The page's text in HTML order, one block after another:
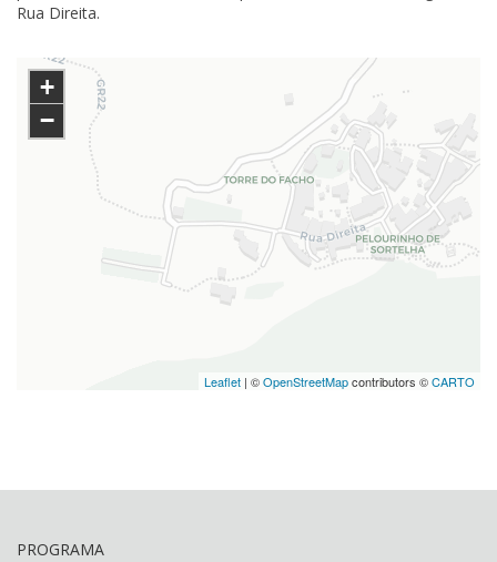
Rua Direita.
+
−
Leaflet | ©OpenStreetMapcontributors ©CARTO
PROGRAMA